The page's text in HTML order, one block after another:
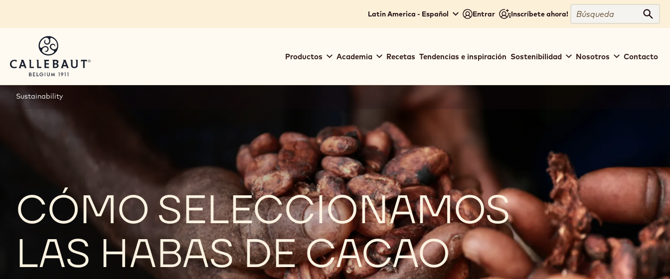
Latin America - Español Entrar ¡Inscríbete ahora!
Búsqueda
navigation
Productos Academia Recetas Tendencias e inspiración Sostenibilidad Nosotros Contacto
Sustainability
CÓMO SELECCIONAMOS
LAS HABAS DE CACAO